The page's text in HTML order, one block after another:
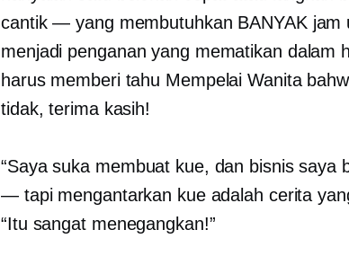
cantik — yang membutuhkan BANYAK
menjadi penganan yang mematikan dalam
harus memberi tahu Mempelai Wanita
tidak, terima kasih!
“Saya suka membuat kue, dan bisnis saya
— tapi mengantarkan kue adalah cerita
“Itu sangat menegangkan!”